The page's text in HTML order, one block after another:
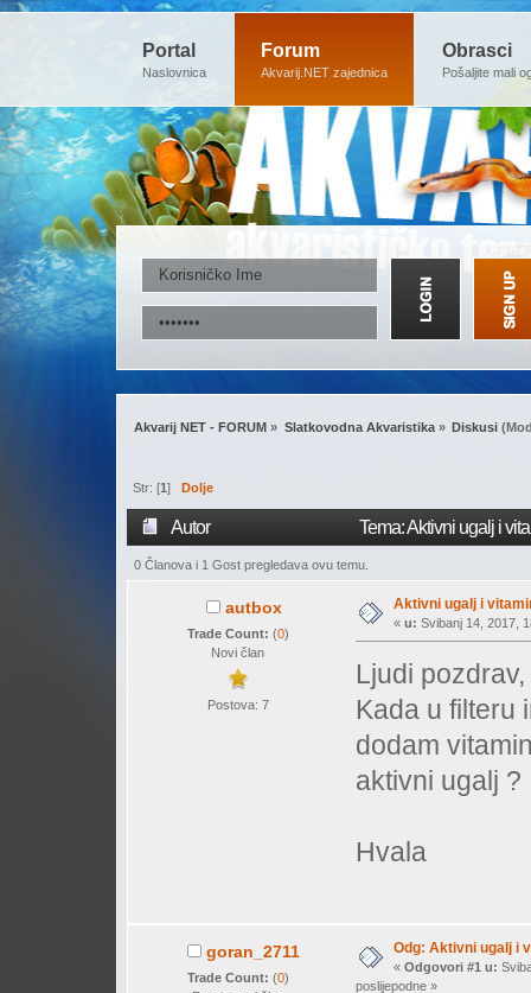
Portal
Naslovnica
Forum
Akvarij.NET zajednica
Obrasci
Pošaljite mali
Akvarij NET - FORUM » Slatkovodna Akvaristika» Diskusi
Str: [1] Dolje
Autor Tema: Aktivni ugalj i
0 Članova i 1 Gost pregledava ovu temu.
autbox
Trade Count: (0)
Novi član
Postova: 7
Aktivni ugalj i
« u: Svibanj 14, 2017,
Ljudi pozdrav,
Kada u filteru
dodam
aktivni ugalj ?
Hvala
goran_2711
Trade Count: (0)
Odg: Aktivni ugalj i
« Odgovori #1 u:
poslijepodne »